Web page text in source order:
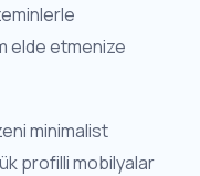
elde etmenize
minimalist
profilli mobilyalar